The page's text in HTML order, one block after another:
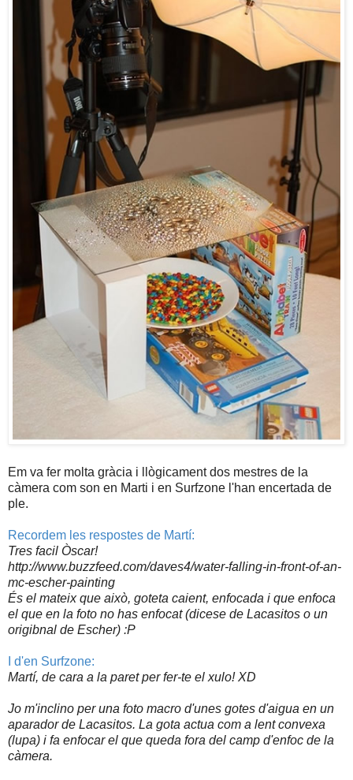
Em va fer molta gràcia i llògicament dos mestres de la
càmera com son en Marti i en Surfzone l'han encertada de
ple.
Recordem les respostes de Martí:
Tres facil Òscar!
http://www.buzzfeed.com/daves4/water-falling-in-front-of-an-
mc-escher-painting
És el mateix que això, goteta caient, enfocada i que enfoca
el que en la foto no has enfocat (dicese de Lacasitos o un
origibnal de Escher) :P
I d'en Surfzone:
Martí, de cara a la paret per fer-te el xulo! XD
Jo m'inclino per una foto macro d'unes gotes d'aigua en un
aparador de Lacasitos. La gota actua com a lent convexa
(lupa) i fa enfocar el que queda fora del camp d'enfoc de la
càmera.